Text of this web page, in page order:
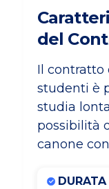
del
Il contratto
studenti è
studia
possibilità
canone
DURATA